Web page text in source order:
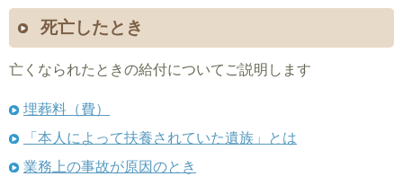
死亡したとき
亡くなられたときの給付についてご説明します
埋葬料（費）
「本人によって扶養されていた遺族」とは
業務上の事故が原因のとき